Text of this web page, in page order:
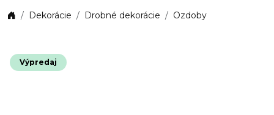
Dekorácie Drobné dekorácie Ozdoby
Výpredaj